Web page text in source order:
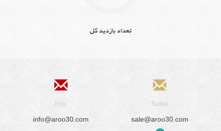
تعداد بازدید کل
Info
info@aroo30.com
Sales
sale@aroo30.com